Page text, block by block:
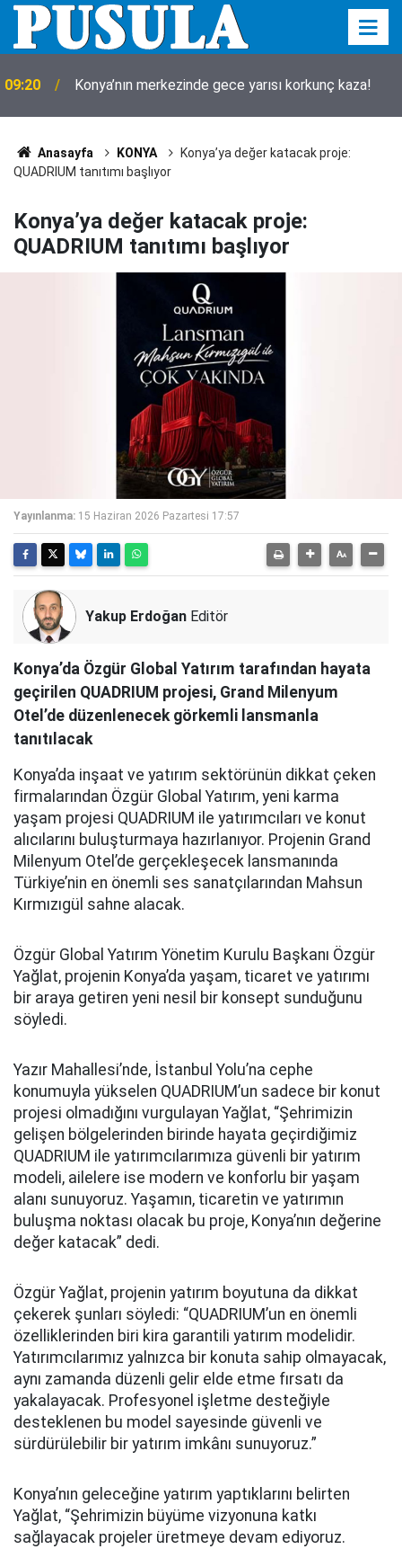
05:08
teşekkür
Anasayfa KONYA
Konya’ya değer katacak proje:
QUADRIUM tanıtımı başlıyor
Konya’ya değer katacak proje:
QUADRIUM tanıtımı başlıyor
Yayınlanma: 15 Haziran 2026 Pazartesi 17:57
Yakup Erdoğan Editör
Konya’da Özgür Global Yatırım tarafından hayata
geçirilen QUADRIUM projesi, Grand Milenyum
Otel’de düzenlenecek görkemli lansmanla
tanıtılacak
Konya’da inşaat ve yatırım sektörünün dikkat çeken
firmalarından Özgür Global Yatırım, yeni karma
yaşam projesi QUADRIUM ile yatırımcıları ve konut
alıcılarını buluşturmaya hazırlanıyor. Projenin Grand
Milenyum Otel’de gerçekleşecek lansmanında
Türkiye’nin en önemli ses sanatçılarından Mahsun
Kırmızıgül sahne alacak.
Özgür Global Yatırım Yönetim Kurulu Başkanı Özgür
Yağlat, projenin Konya’da yaşam, ticaret ve yatırımı
bir araya getiren yeni nesil bir konsept sunduğunu
söyledi.
Yazır Mahallesi’nde, İstanbul Yolu’na cephe
konumuyla yükselen QUADRIUM’un sadece bir konut
projesi olmadığını vurgulayan Yağlat, “Şehrimizin
gelişen bölgelerinden birinde hayata geçirdiğimiz
QUADRIUM ile yatırımcılarımıza güvenli bir yatırım
modeli, ailelere ise modern ve konforlu bir yaşam
alanı sunuyoruz. Yaşamın, ticaretin ve yatırımın
buluşma noktası olacak bu proje, Konya’nın değerine
değer katacak” dedi.
Özgür Yağlat, projenin yatırım boyutuna da dikkat
çekerek şunları söyledi: “QUADRIUM’un en önemli
özelliklerinden biri kira garantili yatırım modelidir.
Yatırımcılarımız yalnızca bir konuta sahip olmayacak,
aynı zamanda düzenli gelir elde etme fırsatı da
yakalayacak. Profesyonel işletme desteğiyle
desteklenen bu model sayesinde güvenli ve
sürdürülebilir bir yatırım imkânı sunuyoruz.”
Konya’nın geleceğine yatırım yaptıklarını belirten
Yağlat, “Şehrimizin büyüme vizyonuna katkı
sağlayacak projeler üretmeye devam ediyoruz.